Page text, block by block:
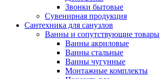
Звонки бытовые
Сувенирная продукция
Сантехника для санузлов
Ванны и сопутствующие товары
Ванны акриловые
Ванны стальные
Ванны чугунные
Монтажные комплекты